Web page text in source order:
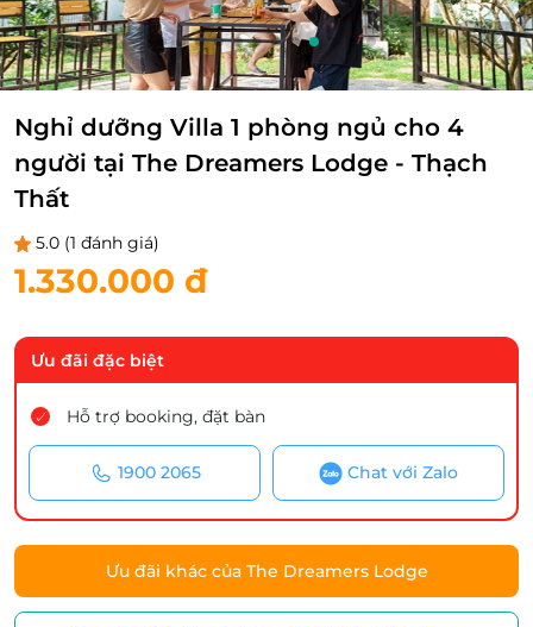
9/12
Nghỉ dưỡng Villa 1 phòng ngủ cho 4
người tại The Dreamers Lodge - Thạch
Thất
5.0 (1 đánh giá)
1.330.000 đ
Ưu đãi đặc biệt
Hỗ trợ booking, đặt bàn
1900 2065 Chat với Zalo
Ưu đãi khác của The Dreamers Lodge